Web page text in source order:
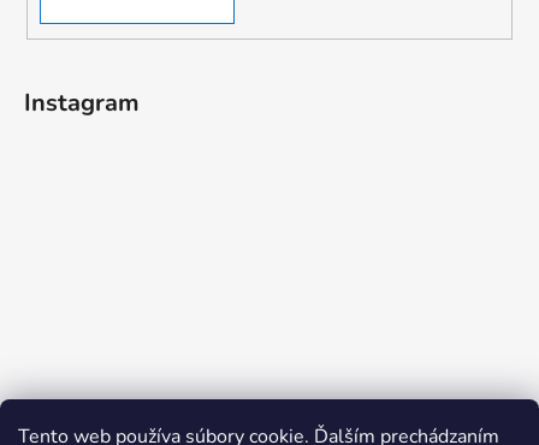
Tento web používa súbory cookie. Ďalším prechádzaním
Instagram